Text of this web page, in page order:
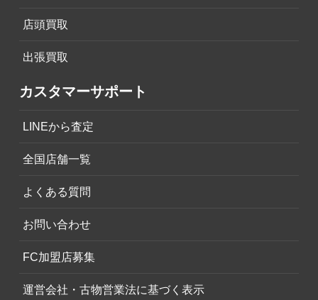
店頭買取
出張買取
カスタマーサポート
LINEから査定
全国店舗一覧
よくある質問
お問い合わせ
FC加盟店募集
運営会社・古物営業法に基づく表示